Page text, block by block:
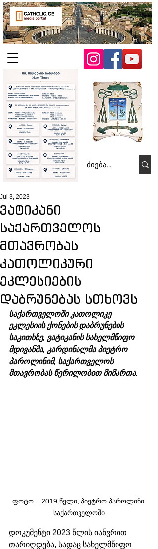
ვატიკანი
საქართველოს
მთავრობას
კათოლიკური
ეკლესიების
დაბრუნებას სთხოვს
Jul 3, 2023
საქართველოში კათოლიკე
ეკლესიის ქონების დაბრუნების
საკითხზე, ვატიკანის სახელმწიფო
მდივანმა, კარდინალმა პიეტრო
პაროლინიმ, საქართველოს
მთავრობას წერილობით მიმართა.
ფოტო – 2019 წელი, პიეტრო პაროლინი
საქართველოში
დოკუმენტი 2023 წლის იანვრით
თარიღდება, სადაც სახელმწიფო